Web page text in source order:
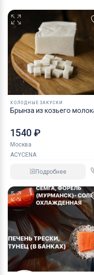
ХОЛОДНЫЕ ЗАКУСКИ
Брынза из козьего
1540 ₽
Москва
ACYCENA
Подробнее